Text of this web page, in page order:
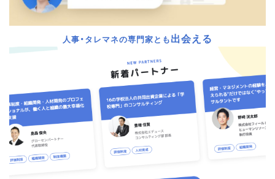
人事・タレマネの専門家とも出会える